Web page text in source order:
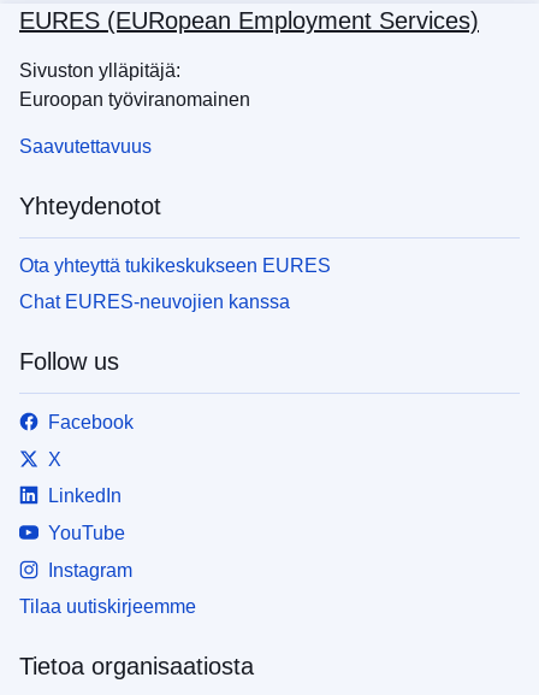
EURES (EURopean Employment Services)
Sivuston ylläpitäjä:
Euroopan työviranomainen
Saavutettavuus
Yhteydenotot
Ota yhteyttä tukikeskukseen EURES
Chat EURES-neuvojien kanssa
Follow us
Facebook
X
LinkedIn
YouTube
Instagram
Tilaa uutiskirjeemme
Tietoa organisaatiosta